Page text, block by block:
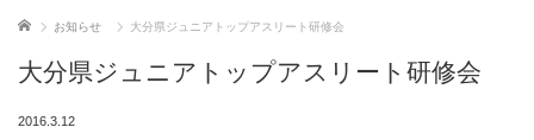
ホーム お知らせ 大分県ジュニアトップアスリート研修会
大分県ジュニアトップアスリート研修会
2016.3.12